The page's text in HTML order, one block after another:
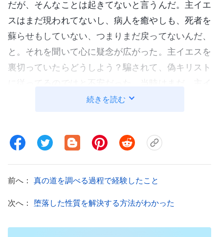
だが、そんなことは起きてないと言うんだ。主イエ
スはまだ現われてないし、病人を癒やしも、死者を
蘇らせもしていない、つまりまだ戻ってないんだ、
と。それを聞いて心に疑念が広がった。主イエスを
裏切っていたらどうしよう？騙されて、偽キリスト
エスは雲に乗って戻り、白い大きな玉座から、各人
ると聞いた。そのせいで、心の中で矛盾を感じ、ま
き続き考察したいと思っていたが、隣人の言うこと
り、僕はグループを去ることにした。
グループを去る理由をワッツアップで書き、偽
続きを読む
前へ： 真の道を調べる過程で経験したこと
次へ： 堕落した性質を解決する方法がわかった